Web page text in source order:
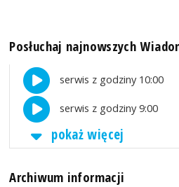
Posłuchaj najnowszych
serwis z godziny 10:00
serwis z godziny 9:00
pokaż więcej
Archiwum informacji